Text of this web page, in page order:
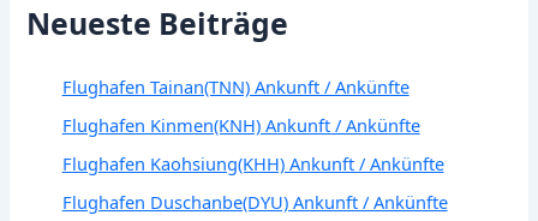
Neueste Beiträge
Flughafen Tainan(TNN) Ankunft / Ankünfte
Flughafen Kinmen(KNH) Ankunft / Ankünfte
Flughafen Kaohsiung(KHH) Ankunft / Ankünfte
Flughafen Duschanbe(DYU) Ankunft / Ankünfte